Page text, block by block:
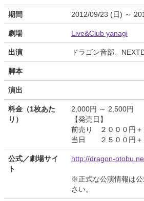
期間 2012/09/23 (日) ～
劇場 Live&Club yanagi
出演 ドラゴン音部、
脚本
演出
料金（1枚あた
り）
2,000円 ～ 2,500円
【発売日】
前売り ２０００円＋
当日 ２５００円＋
公式／劇場サイ
ト
http://dragon-
※正式な公演情報は
さい。